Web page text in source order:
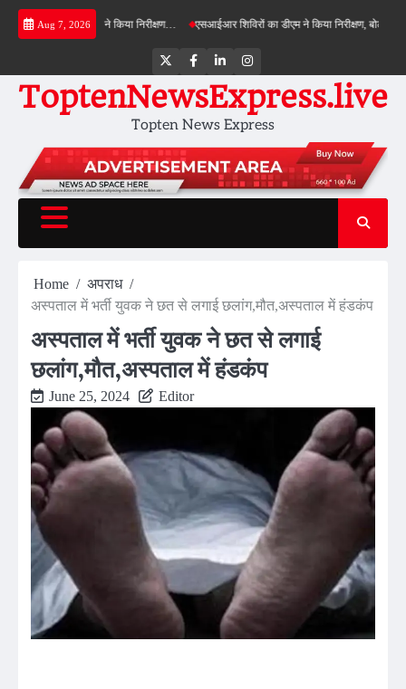
Skip
Aug 7, 2026
का डीएम ने किया निरीक्षण… एसआईआर शिविरों का डीएम ने किया निरीक्षण, बोले—कोई
TwitterFacebookLinkedInInstagram
ToptenNewsExpress.live
Topten News Express
Home
अपराध
अस्पताल में भर्ती युवक ने छत से लगाई छलांग,मौत,अस्पताल में हंडकंप
अस्पताल में भर्ती युवक ने छत से लगाई
छलांग,मौत,अस्पताल में हंडकंप
June 25, 2024 Editor